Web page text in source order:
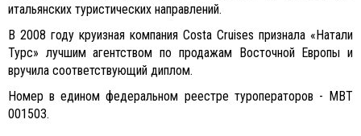
итальянских туристических направлений.
В 2008 году круизная компания Costa Cruises признала «Натали
Турс» лучшим агентством по продажам Восточной Европы и
вручила соответствующий диплом.
Номер в едином федеральном реестре туроператоров - МВТ
001503.